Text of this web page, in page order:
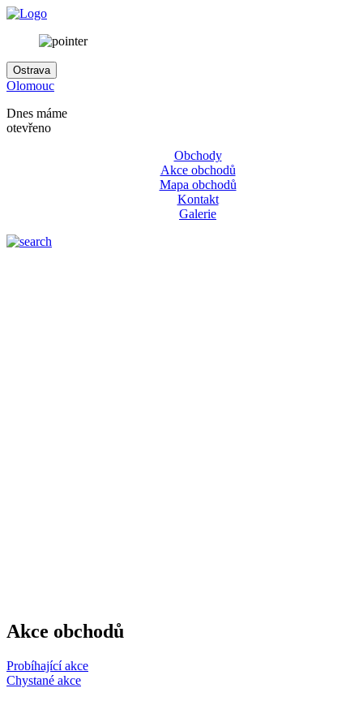
Ostrava
Olomouc
Dnes máme
otevřeno
Obchody
Akce obchodů
Mapa obchodů
Kontakt
Galerie
Akce obchodů
Probíhající akce
Chystané akce